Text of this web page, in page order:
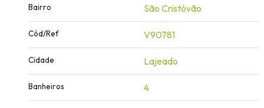
Bairro São Cristóvão
Cód/Ref V90781
Cidade Lajeado
Banheiros 4